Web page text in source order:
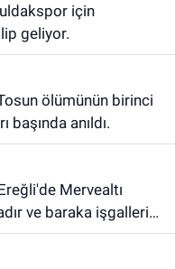
geliyor.
başında anıldı.
ve baraka işgalleri